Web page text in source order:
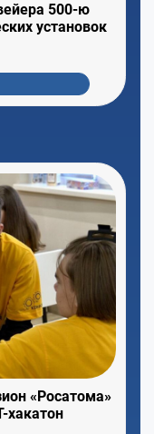
500-ю
установок
«Росатома»
хакатон